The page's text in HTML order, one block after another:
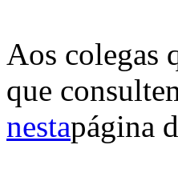
Aos colegas
que
nestapágina